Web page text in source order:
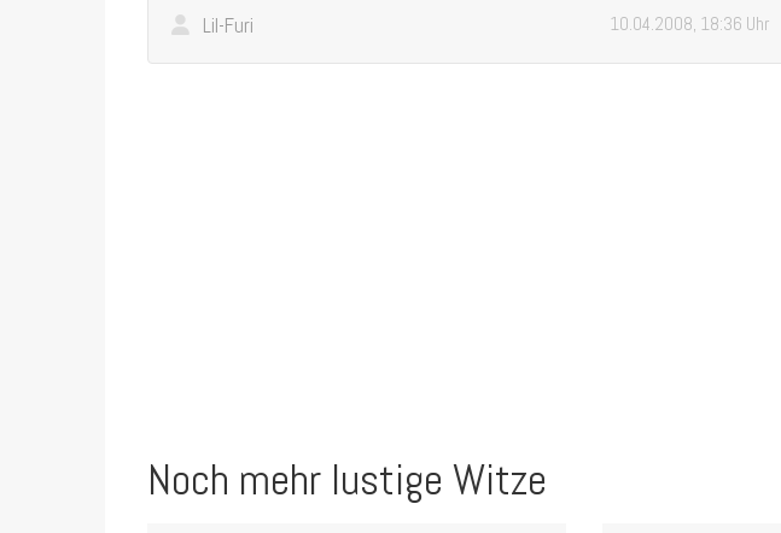
Lil-Furi 10.04.2008, 18:36 Uhr
Noch mehr lustige Witze